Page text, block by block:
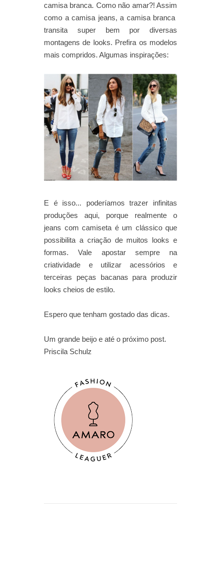
camisa branca. Como não amar?! Assim
como a camisa jeans, a camisa branca
transita super bem por diversas
montagens de looks. Prefira os modelos
mais compridos. Algumas inspirações:
E é isso... poderíamos trazer infinitas
produções aqui, porque realmente o
jeans com camiseta é um clássico que
possibilita a criação de muitos looks e
formas. Vale apostar sempre na
criatividade e utilizar acessórios e
terceiras peças bacanas para produzir
looks cheios de estilo.
Espero que tenham gostado das dicas.
Um grande beijo e até o próximo post.
Priscila Schulz